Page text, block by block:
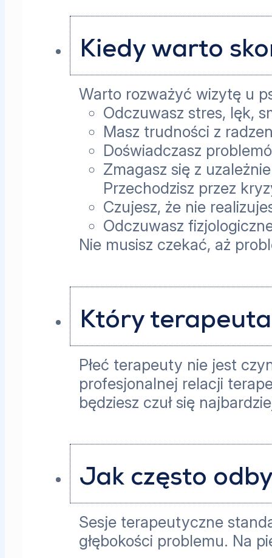
Kiedy warto
Warto rozważyć wizytę u
Odczuwasz stres, lęk,
Masz trudności z
Doświadczasz
Zmagasz się z
Przechodzisz przez
Czujesz, że nie
Odczuwasz
Nie musisz czekać, aż
Który
Płeć terapeuty nie jest
profesjonalnej relacji
będziesz czuł się
Jak często
Sesje terapeutyczne
głębokości problemu. Na